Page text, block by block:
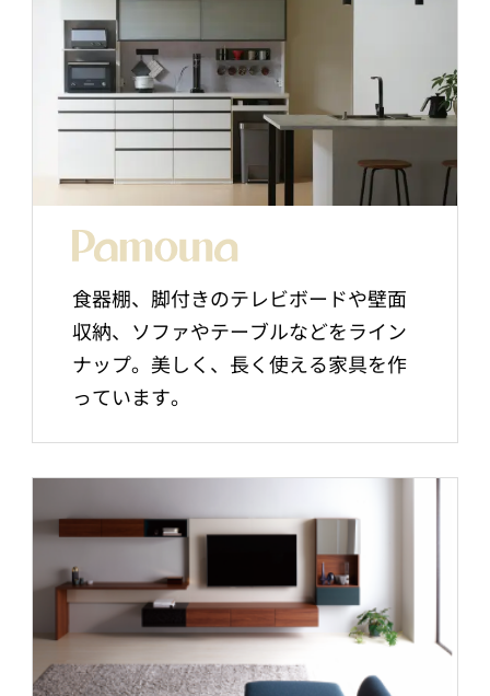
食器棚、脚付きのテレビボードや壁面
収納、ソファやテーブルなどをライン
ナップ。美しく、長く使える家具を作
っています。